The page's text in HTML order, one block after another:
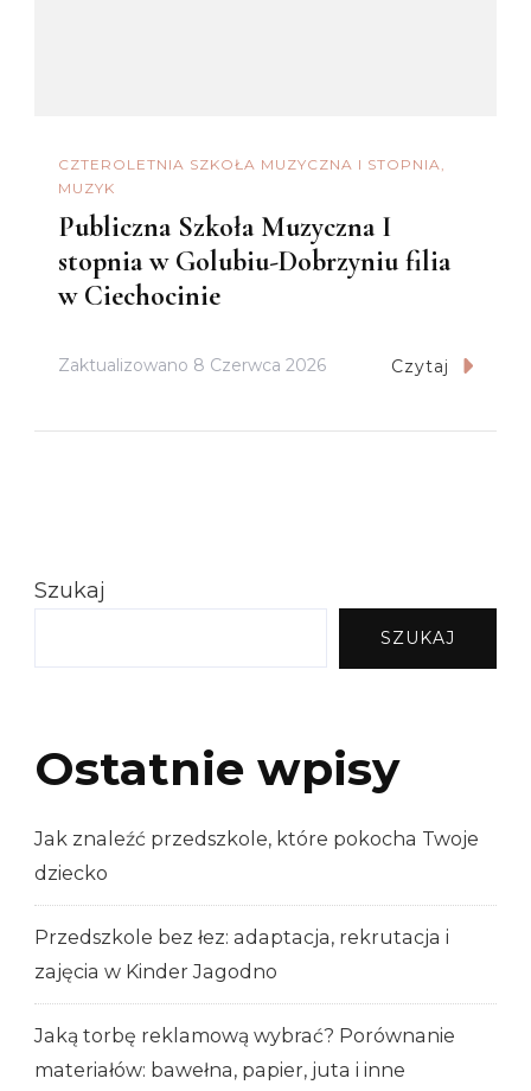
CZTEROLETNIA SZKOŁA MUZYCZNA I STOPNIA
MUZYK
Publiczna Szkoła Muzyczna I
stopnia w Golubiu-Dobrzyniu filia
w Ciechocinie
Zaktualizowano 8 Czerwca 2026 Czytaj
Szukaj
SZUKAJ
Ostatnie wpisy
Jak znaleźć przedszkole, które pokocha Twoje
dziecko
Przedszkole bez łez: adaptacja, rekrutacja i
zajęcia w Kinder Jagodno
Jaką torbę reklamową wybrać? Porównanie
materiałów: bawełna, papier, juta i inne